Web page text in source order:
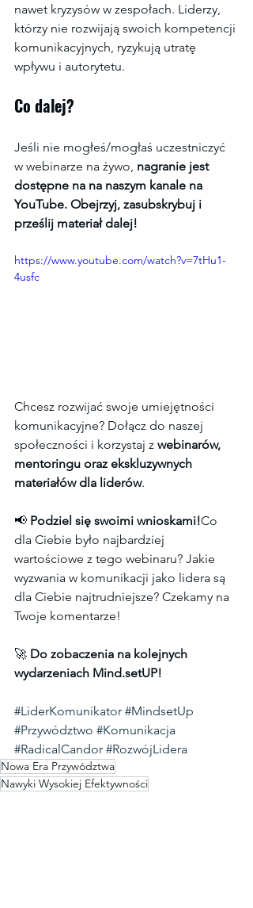
nawet kryzysów w zespołach. Liderzy,
którzy nie rozwijają swoich kompetencji
komunikacyjnych, ryzykują utratę
wpływu i autorytetu.
Co dalej?
Jeśli nie mogłeś/mogłaś uczestniczyć
w webinarze na żywo, nagranie jest
dostępne na na naszym kanale na
YouTube. Obejrzyj, zasubskrybuj i
prześlij materiał dalej!
https://www.youtube.com/watch?v=7tHu1-
4usfc
Chcesz rozwijać swoje umiejętności
komunikacyjne? Dołącz do naszej
społeczności i korzystaj z webinarów,
mentoringu oraz ekskluzywnych
materiałów dla liderów.
📢 Podziel się swoimi wnioskami!Co
dla Ciebie było najbardziej
wartościowe z tego webinaru? Jakie
wyzwania w komunikacji jako lidera są
dla Ciebie najtrudniejsze? Czekamy na
Twoje komentarze!
🚀 Do zobaczenia na kolejnych
wydarzeniach Mind.setUP!
#LiderKomunikator #MindsetUp
#Przywództwo #Komunikacja
#RadicalCandor #RozwójLidera
Nowa Era Przywództwa
Nawyki Wysokiej Efektywności